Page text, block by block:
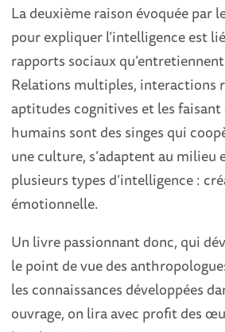
La deuxième raison évoquée par
pour expliquer l’intelligence est
rapports sociaux
Relations multiples, interactions
aptitudes cognitives et les faisant
humains sont des singes qui
une culture, s’adaptent au milieu
plusieurs types d’intelligence :
émotionnelle.
Un livre passionnant donc, qui
le point de vue des
les connaissances développées
ouvrage, on lira avec profit des